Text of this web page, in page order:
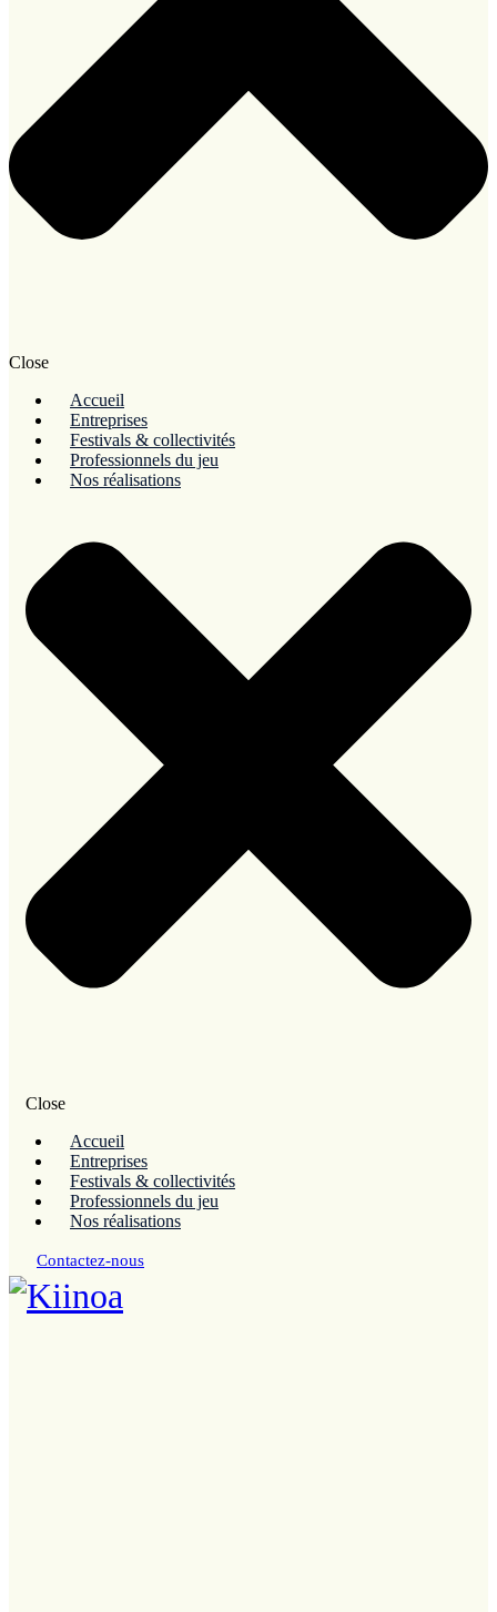
Close
Accueil
Entreprises
Festivals & collectivités
Professionnels du jeu
Nos réalisations
Close
Accueil
Entreprises
Festivals & collectivités
Professionnels du jeu
Nos réalisations
Contactez-nous